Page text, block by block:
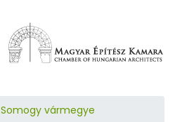
Somogy vármegye